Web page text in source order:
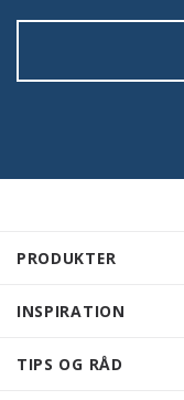
PRODUKTER
INSPIRATION
TIPS OG RÅD